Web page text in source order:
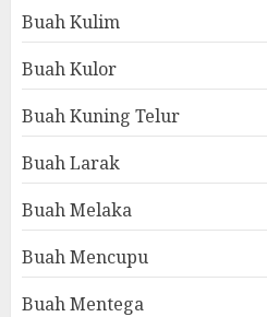
Buah Kulim
Buah Kulor
Buah Kuning Telur
Buah Larak
Buah Melaka
Buah Mencupu
Buah Mentega